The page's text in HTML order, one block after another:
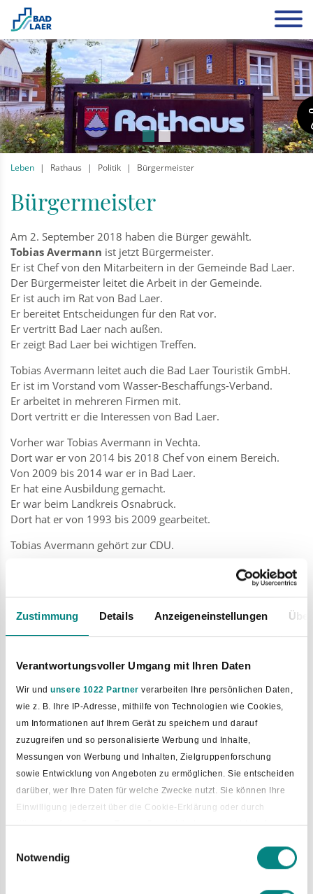
Zustimmung Details Anzeigeneinstellungen
Verantwortungsvoller Umgang mit Ihren Daten
Wir und unsere 1022 Partner verarbeiten Ihre persönlichen Daten,
wie z. B. Ihre IP-Adresse, mithilfe von Technologien wie Cookies,
um Informationen auf Ihrem Gerät zu speichern und darauf
zuzugreifen und so personalisierte Werbung und Inhalte,
Messungen von Werbung und Inhalten, Zielgruppenforschung
sowie Entwicklung von Angeboten zu ermöglichen. Sie entscheiden
darüber, wer Ihre Daten für welche Zwecke nutzt. Sie können Ihre
Einwilligung jederzeit über die Cookie-Erklärung oder durch
Klicken auf das Privacy Trigger Symbol ändern oder widerrufen
Wenn Sie es erlauben, würden wir auch gerne:
Notwendig
Leben Rathaus Politik Bürgermeister
Bürgermeister
Am 2. September 2018 haben die Bürger gewählt.
Tobias Avermann ist jetzt Bürgermeister.
Er ist Chef von den Mitarbeitern in der Gemeinde Bad Laer.
Der Bürgermeister leitet die Arbeit in der Gemeinde.
Er ist auch im Rat von Bad Laer.
Er bereitet Entscheidungen für den Rat vor.
Er vertritt Bad Laer nach außen.
Er zeigt Bad Laer bei wichtigen Treffen.
Tobias Avermann leitet auch die Bad Laer Touristik GmbH.
Er ist im Vorstand vom Wasser-Beschaffungs-Verband.
Er arbeitet in mehreren Firmen mit.
Dort vertritt er die Interessen von Bad Laer.
Vorher war Tobias Avermann in Vechta.
Dort war er von 2014 bis 2018 Chef von einem Bereich.
Von 2009 bis 2014 war er in Bad Laer.
Er hat eine Ausbildung gemacht.
Er war beim Landkreis Osnabrück.
Dort hat er von 1993 bis 2009 gearbeitet.
Tobias Avermann gehört zur CDU.
Und er leitet die Verwaltung.
Für beide Aufgaben gibt es Vertreter.
Sie arbeiten ehrenamtlich.
Das war im November 2021.
Die Vertreter sind:
•Holger Knemeyer(CDU),
•Stefan Kleine-Wechelmann (CDU) und
Für andere Aufgaben gibt es einen anderen Vertreter.
Das ist der allgemeine Vertreter.